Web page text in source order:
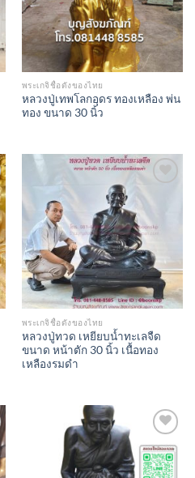
พระเกจิชื่อดังของไทย
หลวงปู่เทพโลกอุดร ทองเหลือง พ่น
ทอง ขนาด 30 นิ้ว
พระเกจิชื่อดังของไทย
หลวงปู่ทวด เหยียบน้ำทะเลจืด
ขนาด หน้าตัก 30 นิ้ว เนื้อทอง
เหลืองรมดำ
Add to
Wishlist